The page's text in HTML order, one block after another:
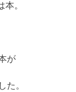
。
が
た。